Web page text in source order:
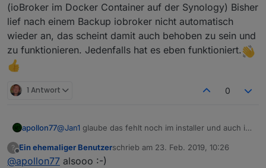
(ioBroker im Docker Container auf der Synology) Bisher
lief nach einem Backup iobroker nicht automatisch
wieder an, das scheint damit auch behoben zu sein und
zu funktionieren. Jedenfalls hat es eben funktioniert.
1 Antwort 0
apollon77@Jan1 glaube das fehlt noch im installer und auch im
ioBroker/ioBroker Repo im GitHub an?! :
Danke
?
Offline
Ein ehemaliger Benutzerschrieb am 23. Feb. 2019, 10:26
zuletzt editiert von
@apollon77 alsooo :-)